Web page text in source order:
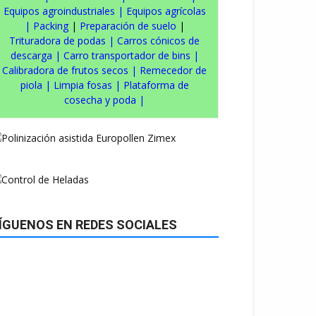
Equipos agroindustriales | Equipos agrícolas
| Packing| Preparación de suelo |
Trituradora de podas | Carros cónicos de
descarga | Carro transportador de bins |
Calibradora de frutos secos | Remecedor de
piola | Limpia fosas | Plataforma de
cosecha y poda |
EN REDES SOCIALES